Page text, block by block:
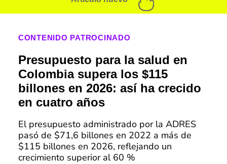
CONTENIDO PATROCINADO
Presupuesto para la salud en
Colombia supera los $115
billones en 2026: así ha crecido
en cuatro años
El presupuesto administrado por la ADRES
pasó de $71,6 billones en 2022 a más de
$115 billones en 2026, reflejando un
crecimiento superior al 60 %